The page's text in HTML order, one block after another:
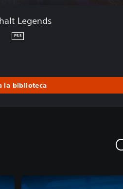
Legends
PS5
la biblioteca